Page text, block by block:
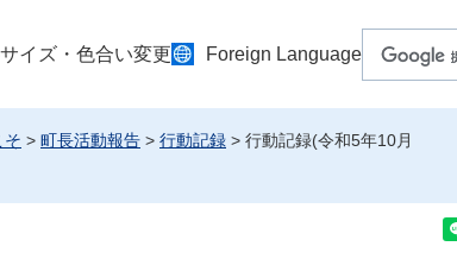
イズ・色合い変更 Foreign Language
そ > 町長活動報告 > 行動記録 > 行動記録(令和5年10月